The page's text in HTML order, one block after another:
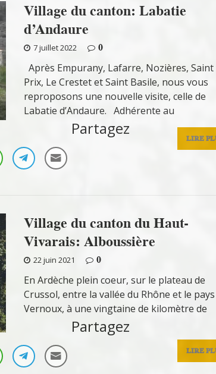
Village du canton: Labatie
d’Andaure
7 juillet 2022
0
Après Empurany, Lafarre, Nozières, Saint
Prix, Le Crestet et Saint Basile, nous vous
reproposons une nouvelle visite, celle de
Labatie d’Andaure. Adhérente au
LIRE
Partagez
Village du canton du Haut-
Vivarais: Alboussière
22 juin 2021
0
En Ardèche plein coeur, sur le plateau de
Crussol, entre la vallée du Rhône et le
Vernoux, à une vingtaine de kilomètre de
LIRE
Partagez